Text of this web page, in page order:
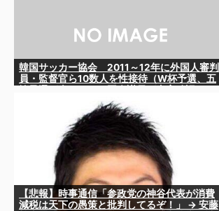
韓国サッカー協会 2011～12年に外国人審判
員・監督官ら10数人を性接待（W杯予選、五
【悲報】時事通信「参政党の神谷代表が消費
減税は天下の愚策と批判してるぞ！」 → 安藤